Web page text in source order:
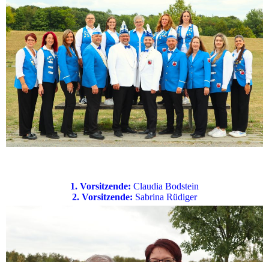
1. Vorsitzende: Claudia Bodstein
2. Vorsitzende: Sabrina Rüdiger